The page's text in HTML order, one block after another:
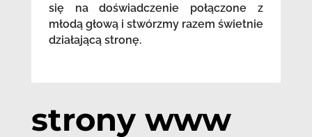
się na doświadczenie połączone z
młodą głową i stwórzmy razem świetnie
działającą stronę.
strony www